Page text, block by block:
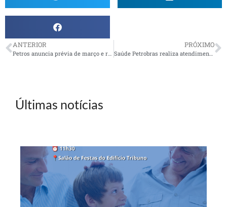
ANTERIOR PRÓXIMO
Últimas notícias